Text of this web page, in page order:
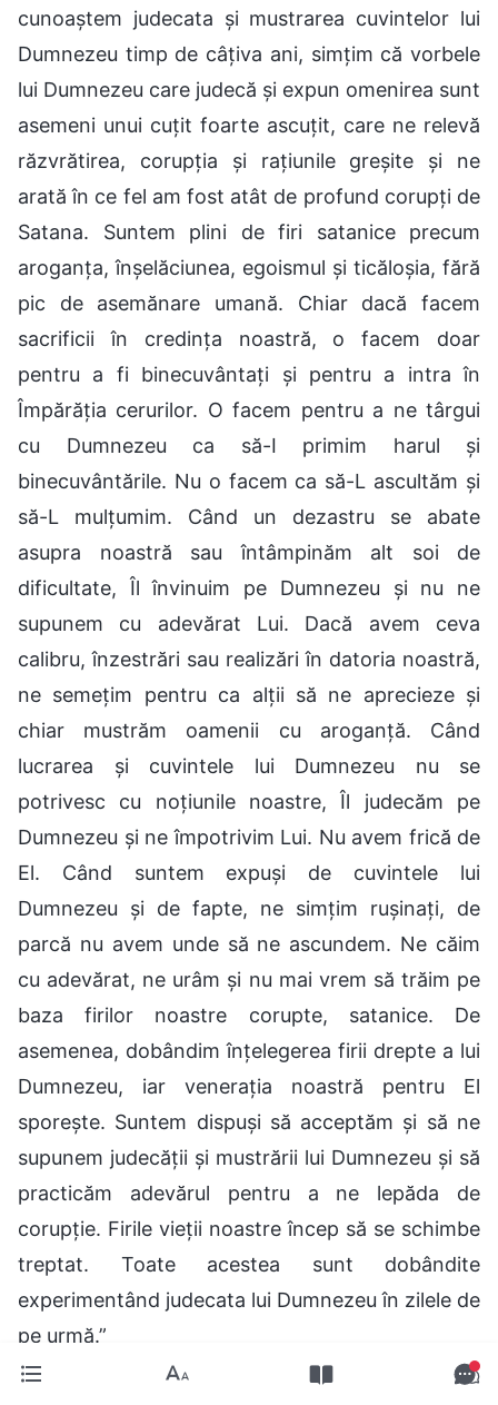
cunoaștem judecata și mustrarea cuvintelor lui
Dumnezeu timp de câțiva ani, simțim că vorbele
lui Dumnezeu care judecă și expun omenirea sunt
asemeni unui cuțit foarte ascuțit, care ne relevă
răzvrătirea, corupția și rațiunile greșite și ne
arată în ce fel am fost atât de profund corupți de
Satana. Suntem plini de firi satanice precum
aroganța, înșelăciunea, egoismul și ticăloșia, fără
pic de asemănare umană. Chiar dacă facem
sacrificii în credința noastră, o facem doar
pentru a fi binecuvântați și pentru a intra în
Împărăția cerurilor. O facem pentru a ne târgui
cu Dumnezeu ca să-I primim harul și
binecuvântările. Nu o facem ca să-L ascultăm și
să-L mulțumim. Când un dezastru se abate
asupra noastră sau întâmpinăm alt soi de
dificultate, Îl învinuim pe Dumnezeu și nu ne
supunem cu adevărat Lui. Dacă avem ceva
calibru, înzestrări sau realizări în datoria noastră,
ne semețim pentru ca alții să ne aprecieze și
chiar mustrăm oamenii cu aroganță. Când
lucrarea și cuvintele lui Dumnezeu nu se
potrivesc cu noțiunile noastre, Îl judecăm pe
Dumnezeu și ne împotrivim Lui. Nu avem frică de
El. Când suntem expuși de cuvintele lui
Dumnezeu și de fapte, ne simțim rușinați, de
parcă nu avem unde să ne ascundem. Ne căim
cu adevărat, ne urâm și nu mai vrem să trăim pe
baza firilor noastre corupte, satanice. De
asemenea, dobândim înțelegerea firii drepte a lui
Dumnezeu, iar venerația noastră pentru El
sporește. Suntem dispuși să acceptăm și să ne
supunem judecății și mustrării lui Dumnezeu și să
practicăm adevărul pentru a ne lepăda de
corupție. Firile vieții noastre încep să se schimbe
treptat. Toate acestea sunt dobândite
experimentând judecata lui Dumnezeu în zilele de
pe urmă.”